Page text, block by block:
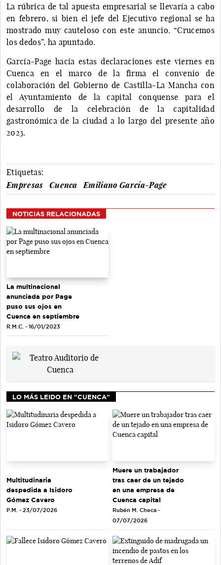
La rúbrica de tal apuesta empresarial se llevaría a cabo
en febrero, si bien el jefe del Ejecutivo regional se ha
mostrado muy cauteloso con este anuncio. “Crucemos
los dedos”, ha apuntado.
García-Page hacía estas declaraciones este viernes en
Cuenca en el marco de la firma el convenio de
colaboración del Gobierno de Castilla-La Mancha con
el Ayuntamiento de la capital conquense para el
desarrollo de la celebración de la capitalidad
gastronómica de la ciudad a lo largo del presente año
2023.
Etiquetas:
Empresas
Cuenca Emiliano García-Page
NOTICIAS RELACIONADAS
La multinacional
anunciada por Page
puso sus ojos en
Cuenca en septiembre
R.M.C. - 16/01/2023
LO MÁS LEIDO EN "CUENCA"
Multitudinaria
despedida a Isidoro
Gómez Cavero
P.M. - 23/07/2026
Muere un trabajador
tras caer de un tejado
en una empresa de
Cuenca capital
Rubén M. Checa -
07/07/2026